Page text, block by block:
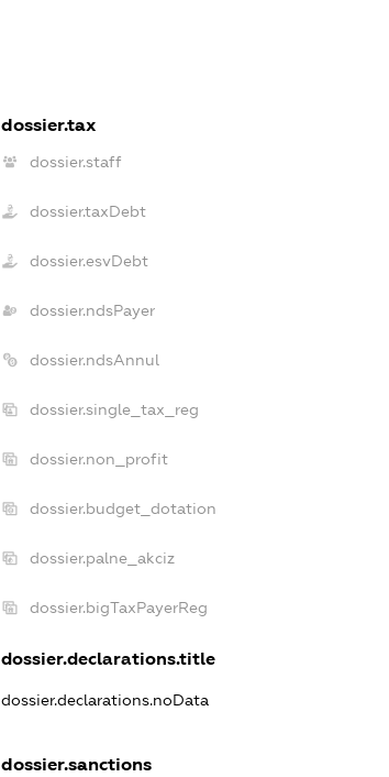
dossier.tax
dossier.staff
dossier.taxDebt
dossier.esvDebt
dossier.ndsPayer
dossier.ndsAnnul
dossier.single_tax_reg
dossier.non_profit
dossier.budget_dotation
dossier.palne_akciz
dossier.bigTaxPayerReg
dossier.declarations.title
dossier.declarations.noData
dossier.sanctions